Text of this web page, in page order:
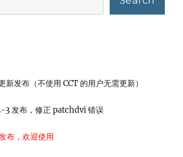
新发布（不使用 CCT 的用户无需更新）
3 发布，修正 patchdvi 错误
布，欢迎使用